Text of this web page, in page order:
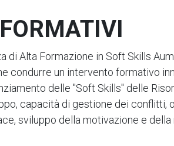
di Alta Formazione in Soft Skills
condurre un intervento formativo
delle "Soft Skills" delle
capacità di gestione dei conflitti,
sviluppo della motivazione e della